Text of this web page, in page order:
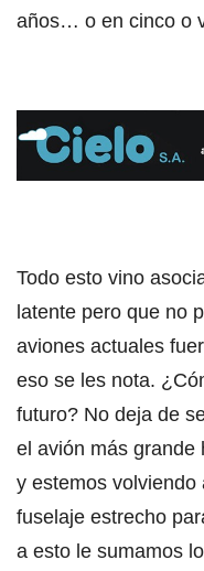
años… o en cinco o
Todo esto vino
latente pero que no
aviones actuales
eso se les nota.
futuro? No deja de
el avión más grande
y estemos
fuselaje estrecho
a esto le sumamos